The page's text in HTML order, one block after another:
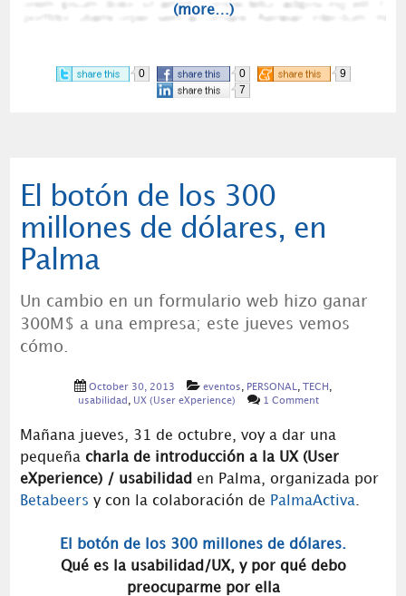
(more…)
0 0
9
7
El botón de los 300
millones de dólares, en
Palma
Un cambio en un formulario web hizo ganar
300M$ a una empresa; este jueves vemos
cómo.
October 30, 2013 eventos PERSONAL TECH
usabilidad
UX (User eXperience) 1 Comment
Mañana jueves, 31 de octubre, voy a dar una
pequeña charla de introducción a la UX (User
eXperience) / usabilidad en Palma, organizada por
Betabeers y con la colaboración de PalmaActiva
El botón de los 300 millones de dólares.
Qué es la usabilidad/UX, y por qué debo
preocuparme por ella